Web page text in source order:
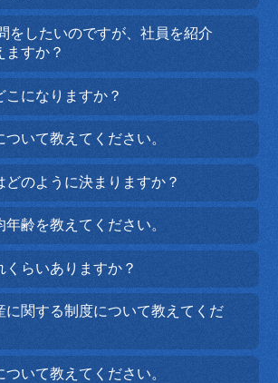
をしたいのですが、社員を紹介
ますか？
こになりますか？
いて教えてください。
どのように決まりますか？
齢を教えてください。
くらいありますか？
に関する制度について教えてくだ
いて教えてください。